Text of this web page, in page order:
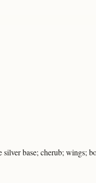
base; cherub; wings;